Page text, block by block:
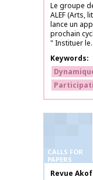
Le groupe
ALEF (Arts,
lance un
prochain
" Instituer
Keywords
CALLS FOR
PAPERS
Publication
Revue